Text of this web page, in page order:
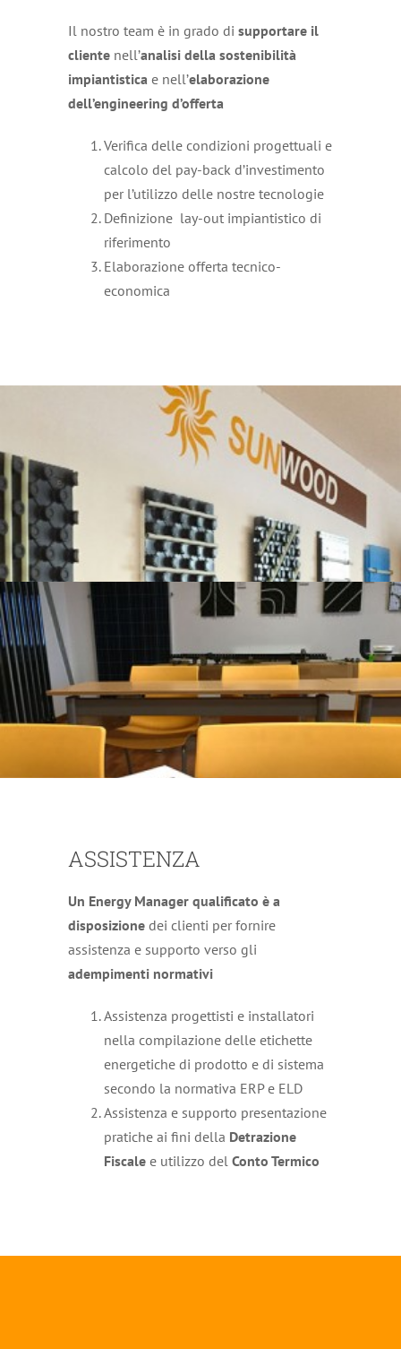
Il nostro team è in grado disupportare il
cliente nell’analisi della sostenibilità
impiantistica e nell’elaborazione
dell’engineering d’offerta
Verifica delle condizioni progettuali e
calcolo del pay-back d’investimento
per l’utilizzo delle nostre tecnologie
Definizione lay-out impiantistico di
riferimento
Elaborazione offerta tecnico-
economica
ASSISTENZA
Un Energy Manager qualificato è a
disposizione dei clienti per fornire
assistenza e supporto verso gli
adempimenti normativi
Assistenza progettisti e installatori
nella compilazione delle etichette
energetiche di prodotto e di sistema
secondo la normativa ERP e ELD
Assistenza e supporto presentazione
pratiche ai fini della Detrazione
Fiscale e utilizzo delConto Termico